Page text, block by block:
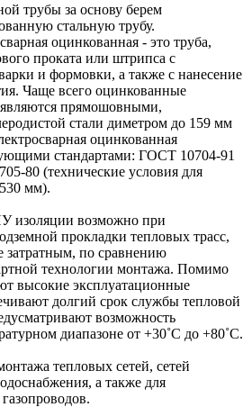
трубы за основу берем
стальную трубу.
оцинкованная - это труба,
проката или штрипса с
и формовки, а также с нанесение
Чаще всего оцинкованные
прямошовными,
стали диметром до 159 мм
оцинкованная
стандартами: ГОСТ 10704-91
80 (технические условия для
мм).
изоляции возможно при
прокладки тепловых трасс,
затратным, по сравнению
технологии монтажа. Помимо
высокие эксплуатационные
долгий срок службы тепловой
возможность
диапазоне от +30˚C до +80˚C.
тепловых сетей, сетей
а также для